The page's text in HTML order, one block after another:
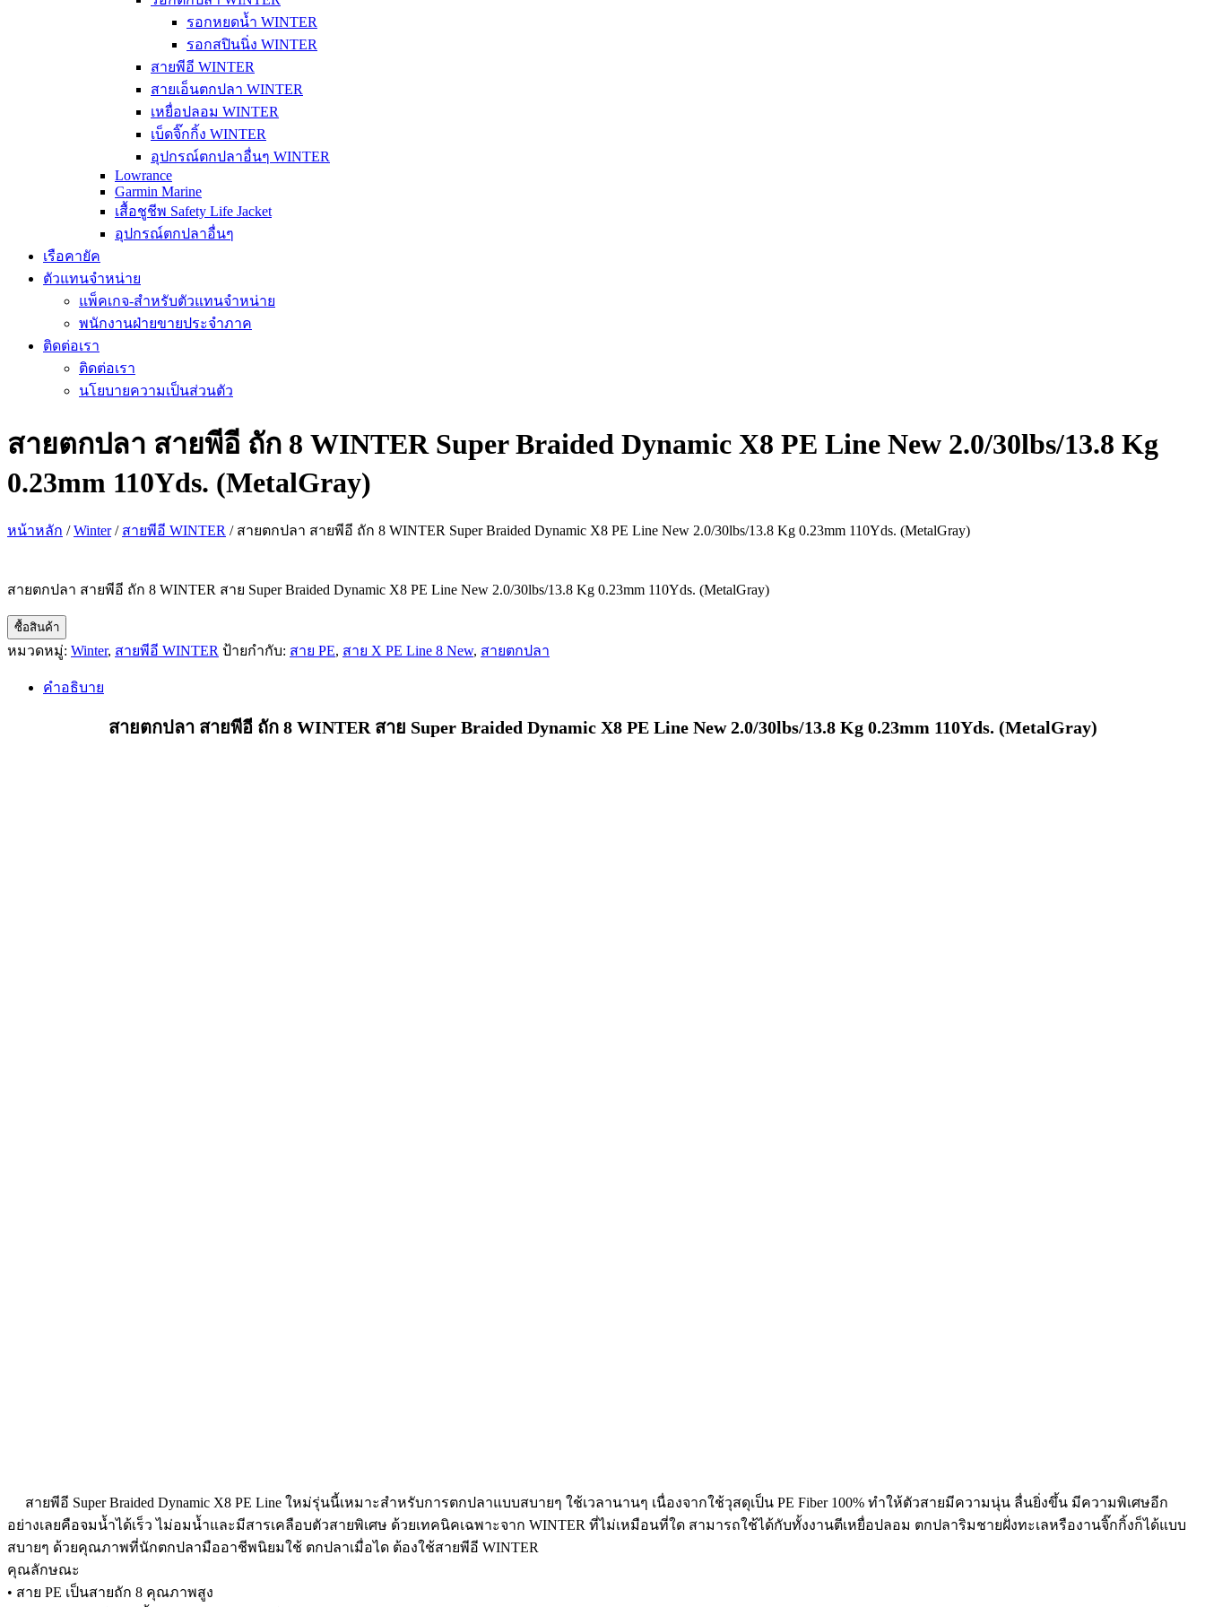
รอกหยดน้ำ WINTER
รอกสปินนิ่ง WINTER
สายพีอี WINTER
สายเอ็นตกปลา WINTER
เหยื่อปลอม WINTER
เบ็ดจิ๊กกิ้ง WINTER
อุปกรณ์ตกปลาอื่นๆ WINTER
Lowrance
Garmin Marine
เสื้อชูชีพ Safety Life Jacket
อุปกรณ์ตกปลาอื่นๆ
เรือคายัค
ตัวแทนจำหน่าย
แพ็คเกจ-สำหรับตัวแทนจำหน่าย
พนักงานฝ่ายขายประจำภาค
ติดต่อเรา
ติดต่อเรา
นโยบายความเป็นส่วนตัว
สายตกปลา สายพีอี ถัก 8 WINTER Super Braided Dynamic X8 PE Line New 2.0/30lbs/13.8 Kg
0.23mm 110Yds. (MetalGray)
หน้าหลัก /Winter/ สายพีอี WINTER / สายตกปลา สายพีอี ถัก 8 WINTER Super Braided Dynamic X8 PE Line New 2.0/30lbs/13.8 Kg 0.23mm 110Yds. (MetalGray)
สายตกปลา สายพีอี ถัก 8 WINTER สาย Super Braided Dynamic X8 PE Line New 2.0/30lbs/13.8 Kg 0.23mm 110Yds. (MetalGray)
ซื้อสินค้า
หมวดหมู่: Winter, สายพีอี WINTER ป้ายกำกับ: สาย PE, สาย X PE Line 8 New, สายตกปลา
คำอธิบาย
สายตกปลา สายพีอี ถัก 8 WINTER สาย Super Braided Dynamic X8 PE Line New 2.0/30lbs/13.8 Kg 0.23mm 110Yds. (MetalGray)
สายพีอี Super Braided Dynamic X8 PE Line ใหม่รุ่นนี้เหมาะสำหรับการตกปลาแบบสบายๆ ใช้เวลานานๆ เนื่องจากใช้วุสดุเป็น PE Fiber 100% ทำให้ตัวสายมีความนุ่น ลื่นยิ่งขึ้น มีความพิเศษอีก
อย่างเลยคือจมน้ำได้เร็ว ไม่อมน้ำและมีสารเคลือบตัวสายพิเศษ ด้วยเทคนิคเฉพาะจาก WINTER ที่ไม่เหมือนที่ใด สามารถใช้ได้กับทั้งงานตีเหยื่อปลอม ตกปลาริมชายฝั่งทะเลหรืองานจิ๊กกิ้งก็ได้แบบ
สบายๆ ด้วยคุณภาพที่นักตกปลามืออาชีพนิยมใช้ ตกปลาเมื่อได ต้องใช้สายพีอี WINTER
คุณลักษณะ
• สาย PE เป็นสายถัก 8 คุณภาพสูง